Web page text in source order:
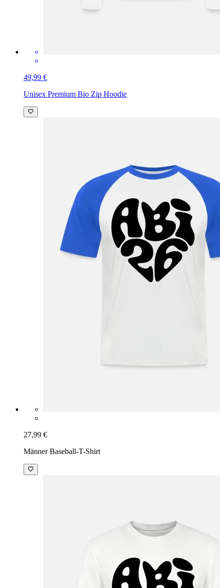
49,99 €
Unisex Premium Bio Zip Hoodie
27,99 €
Männer Baseball-T-Shirt